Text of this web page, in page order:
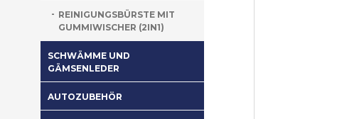
REINIGUNGSBÜRSTE MIT
GUMMIWISCHER (2IN1)
SCHWÄMME UND
GÄMSENLEDER
AUTOZUBEHÖR